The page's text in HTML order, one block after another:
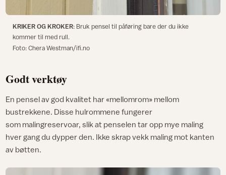
KRIKER OG KROKER: Bruk pensel til påføring bare der du ikke
kommer til med rull.
Foto: Chera Westman/ifi.no
Godt verktøy
En pensel av god kvalitet har «mellomrom» mellom
bustrekkene. Disse hulrommene fungerer
som malingreservoar, slik at penselen tar opp mye maling
hver gang du dypper den. Ikke skrap vekk maling mot kanten
av bøtten.